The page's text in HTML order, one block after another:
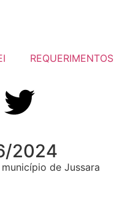
REQUERIMENTOS
2024
de Jussara